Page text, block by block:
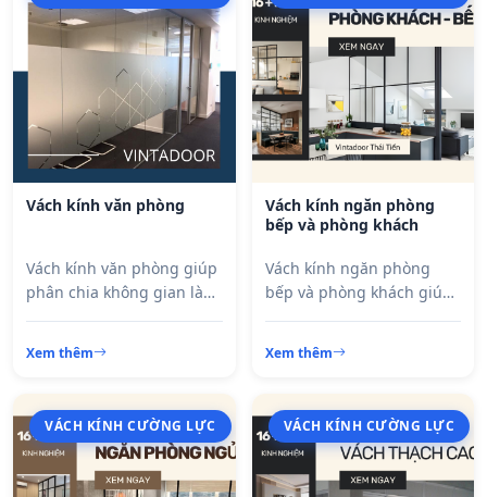
Vách kính văn phòng
Vách kính văn phòng giúp
phân chia không gian làm
hiện đại. Sử dụng kính
linh hoạt, phù hợp cho
công ty, showroom và văn
phòng chuyên nghiệp.
Xem thêm
Vách kính ngăn phòng
bếp và phòng khách
Vách kính ngăn phòng
bếp và phòng khách giúp
sự thông thoáng và ánh
hiện đại, sang trọng, phù
hợp với nhà phố, căn hộ
và biệt thự.
Xem thêm
VÁCH KÍNH CƯỜNG LỰC VÁCH KÍNH CƯỜNG LỰC